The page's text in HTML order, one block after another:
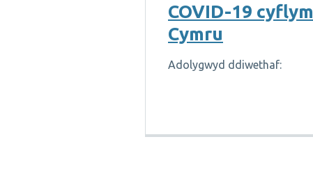
COVID-19 cyflym
Cymru
Adolygwyd ddiwethaf: